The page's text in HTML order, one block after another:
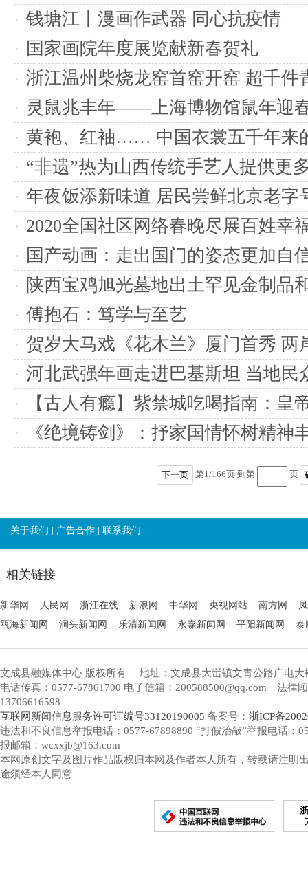
钱塘江丨漫画作武器 同心抗疫情
国家画院年度展览献新春贺礼
浙江温州柴烧龙窑首窑开窑 超千件
灵鼠兆丰年——上海博物馆鼠年迎
黄袍、红袖…… 中国衣裳五千年来
“非遗”热为山西传统手艺人提供更
年夜饭添新味道 居民尝鲜北京老字
2020全国社区网络春晚尽展百姓幸
国产动画：走出国门的姿态更加自
陕西宝鸡旭光墓地出土罕见金制品
傅抱石：笃学与至艺
贺岁大马戏《花木兰》厦门首秀 两
河北武强年画走进巴基斯坦 当地民
化
【古人有瘾】紫禁城吃喝指南：皇
怎么吃？
《绝境铸剑》：抒家国情怀树精神
下一页 第1/166页 到第 页
关于我们 广告合作 联系我们
相关链接
新华网 人民网 浙江在线 新浪网 中华网 央视网站 南方网
瓯海新闻网
洞头新闻网 乐清新闻网 永嘉新闻网 平阳新闻网 泰
文成县融媒体中心 版权所有
地址：文成县大峃镇文青公路广电大
电话传真：0577-67861700 电子信箱：200588500@qq.com 法律
13706616598
互联网新闻信息服务许可证编号33120190005 备案号： 浙ICP备
违法和不良信息举报电话：0577-67898890 “打假治敲”举报电话：
报邮箱：wcxxjb@163.com
本网原创文字及图片作品版权归本网及作者本人所有，转载请注明
途须经本人同意